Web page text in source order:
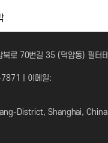
로 70번길 35 (덕암동) 필터테
| 이메일:
District, Shanghai, China